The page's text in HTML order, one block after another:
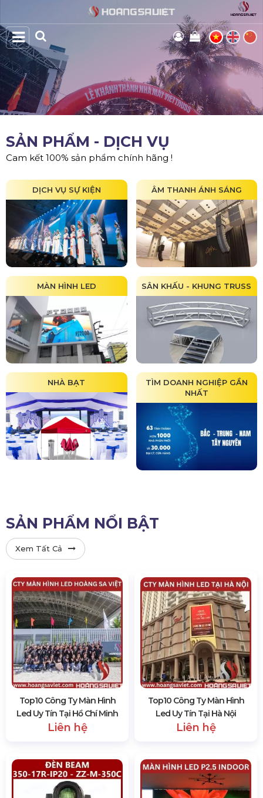
SẢN PHẨM - DỊCH VỤ
Cam kết 100% sản phẩm chính hãng !
DỊCH VỤ SỰ KIỆN ÂM THANH ÁNH SÁNG
MÀN HÌNH LED SÂN KHẤU - KHUNG TRUSS
NHÀ BẠT
TÌM DOANH NGHIỆP GẦN
NHẤT
SẢN PHẨM NỔI BẬT
Xem Tất Cả
Top10 Công Ty Màn Hình
Led Uy Tín Tại Hồ Chí Minh
Liên hệ
Top10 Công Ty Màn Hình
Led Uy Tín Tại Hà Nội
Liên hệ